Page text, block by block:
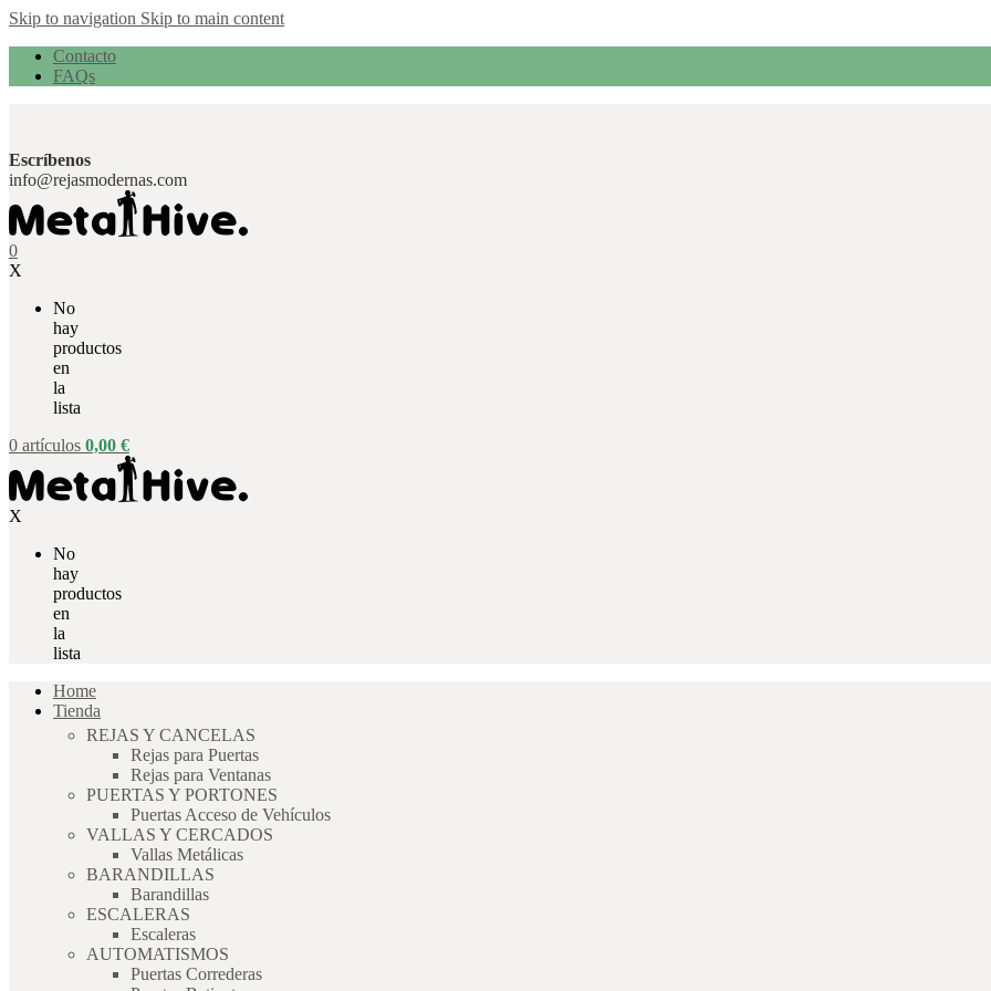
Skip to navigation Skip to main content
Contacto
FAQs
Escríbenos
info@rejasmodernas.com
0
X
No
hay
productos
en
la
lista
0 artículos 0,00 €
X
No
hay
productos
en
la
lista
Home
Tienda
REJAS Y CANCELAS
Rejas para Puertas
Rejas para Ventanas
PUERTAS Y PORTONES
Puertas Acceso de Vehículos
VALLAS Y CERCADOS
Vallas Metálicas
BARANDILLAS
Barandillas
ESCALERAS
Escaleras
AUTOMATISMOS
Puertas Correderas